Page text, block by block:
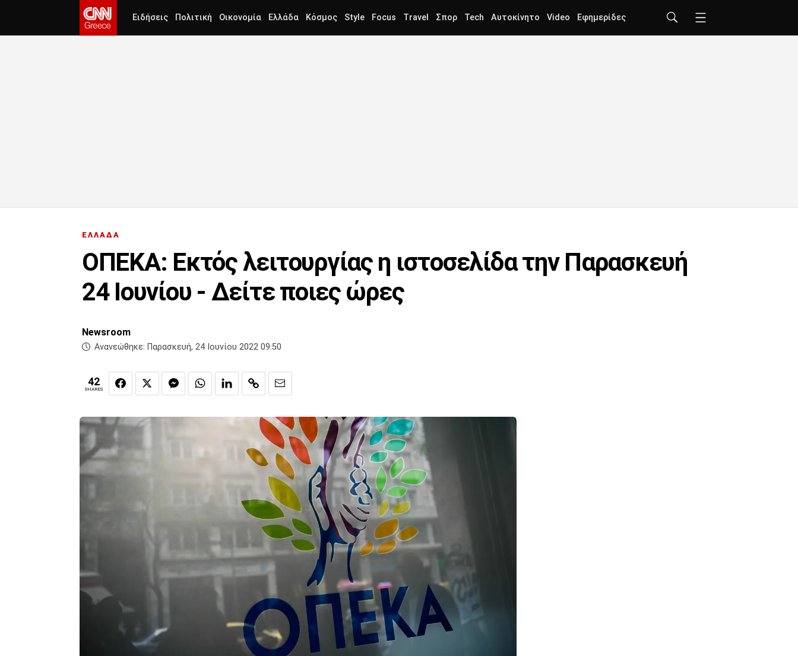
Ειδήσεις Πολιτική Οικονομία Ελλάδα Κόσμος Style Focus Travel Σπορ Tech Αυτοκίνητο Video Εφημερίδες
ΕΛΛΑΔΑ
ΟΠΕΚΑ: Εκτός λειτουργίας η ιστοσελίδα την Παρασκευή
24 Ιουνίου - Δείτε ποιες ώρες
Newsroom
Ανανεώθηκε: Παρασκευή, 24 Ιουνίου 2022 09:50
42
SHARES